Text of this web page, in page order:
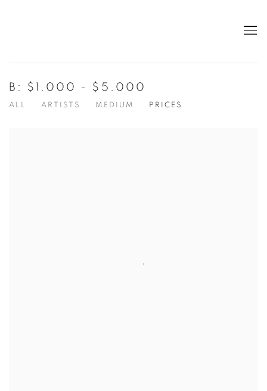
B: $1.000 - $5.000
ALL ARTISTS MEDIUM PRICES